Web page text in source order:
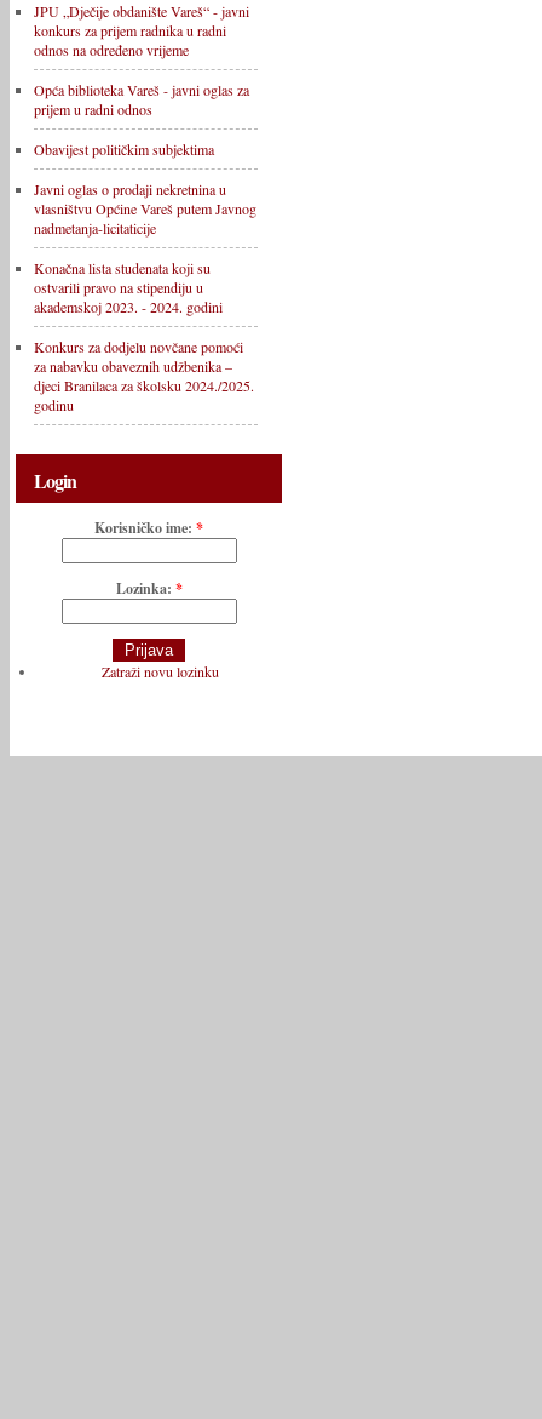
JPU „Dječije obdanište Vareš“ - javni
konkurs za prijem radnika u radni
odnos na određeno vrijeme
Opća biblioteka Vareš - javni oglas za
prijem u radni odnos
Obavijest političkim subjektima
Javni oglas o prodaji nekretnina u
vlasništvu Općine Vareš putem Javnog
nadmetanja-licitaticije
Konačna lista studenata koji su
ostvarili pravo na stipendiju u
akademskoj 2023. - 2024. godini
Konkurs za dodjelu novčane pomoći
za nabavku obaveznih udžbenika –
djeci Branilaca za školsku 2024./2025.
godinu
Login
Korisničko ime: *
Lozinka: *
Zatraži novu lozinku